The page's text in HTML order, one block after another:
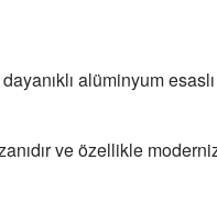
alüminyum esaslı
ve özellikle